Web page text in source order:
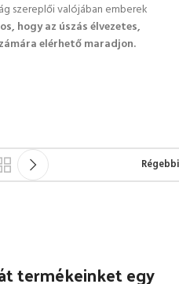
szereplői valójában emberek
hogy az úszás élvezetes,
elérhető maradjon.
Régebbi
termékeinket egy